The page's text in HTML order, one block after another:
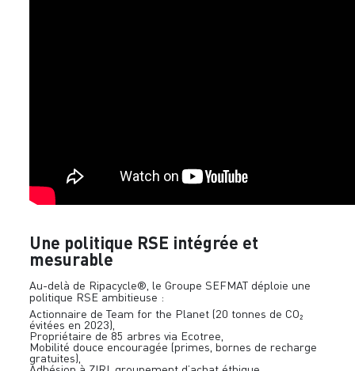
Une politique RSE intégrée et
mesurable
Au-delà de Ripacycle®, le Groupe SEFMAT déploie une
politique RSE ambitieuse :
Actionnaire de Team for the Planet (20 tonnes de CO₂
évitées en 2023),
Propriétaire de 85 arbres via Ecotree,
Mobilité douce encouragée (primes, bornes de recharge
gratuites),